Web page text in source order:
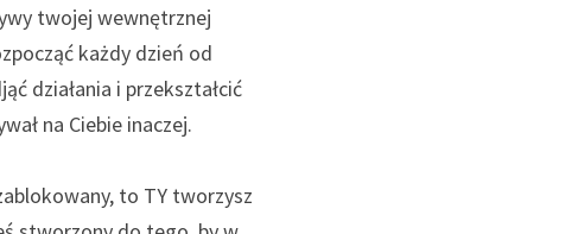
twojej wewnętrznej
każdy dzień od
działania i przekształcić
na Ciebie inaczej.
to TY tworzysz